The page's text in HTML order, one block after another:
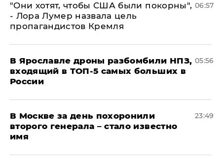
"Они хотят, чтобы США были покорны",
- Лора Лумер назвала цель
пропагандистов Кремля
06:57
В Ярославле дроны разбомбили НПЗ,
входящий в ТОП-5 самых больших в
России
05:56
В Москве за день похоронили
второго генерала – стало известно
имя
23:49